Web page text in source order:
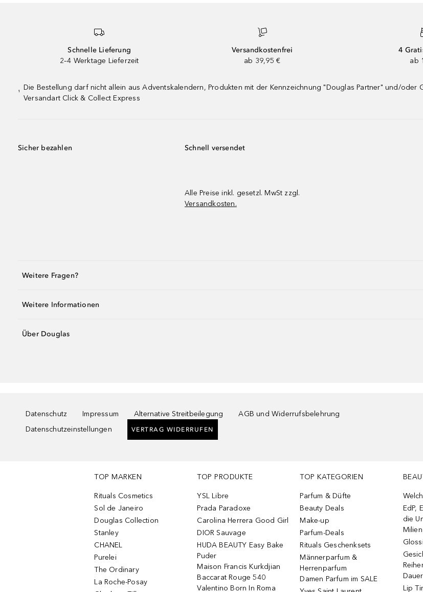
Schnelle Lieferung
2–4 Werktage Lieferzeit
Versandkostenfrei
ab 39,95 €
4
ab
¹
Die Bestellung darf nicht allein aus Adventskalendern, Produkten mit der Kennzeichnung "Douglas Partner" und/oder
Versandart Click & Collect Express
Sicher bezahlen Schnell versendet
Alle Preise inkl. gesetzl. MwSt zzgl.
Versandkosten.
Weitere Fragen?
Weitere Informationen
Über Douglas
Datenschutz Impressum Alternative Streitbeilegung
AGB und Widerrufsbelehrung
Datenschutzeinstellungen
VERTRAG WIDERRUFEN
TOP MARKEN
Rituals Cosmetics
Sol de Janeiro
Douglas Collection
Stanley
CHANEL
Purelei
The Ordinary
La Roche-Posay
TOP PRODUKTE
YSL Libre
Prada Paradoxe
Carolina Herrera Good Girl
DIOR Sauvage
HUDA BEAUTY Easy Bake
Puder
Maison Francis Kurkdjian
Baccarat Rouge 540
Valentino Born In Roma
TOP KATEGORIEN
Parfum & Düfte
Beauty Deals
Make-up
Parfum-Deals
Rituals Geschenksets
Männerparfum &
Herrenparfum
Damen Parfum im SALE
EdP,
die
Lip